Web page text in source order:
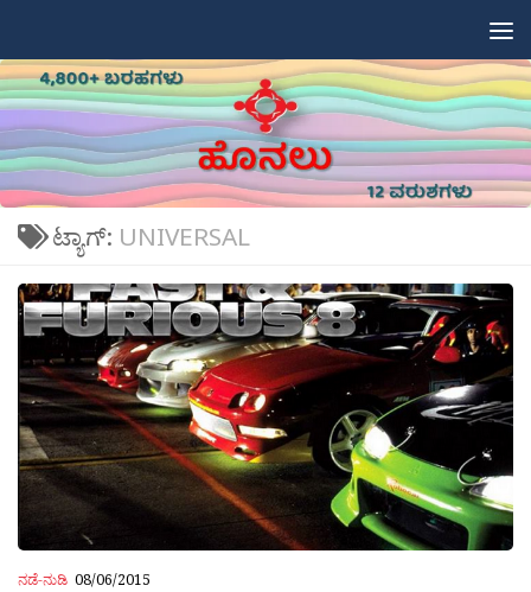
ಟ್ಯಾಗ್: UNIVERSAL
ನಡೆ-ನುಡಿ 08/06/2015